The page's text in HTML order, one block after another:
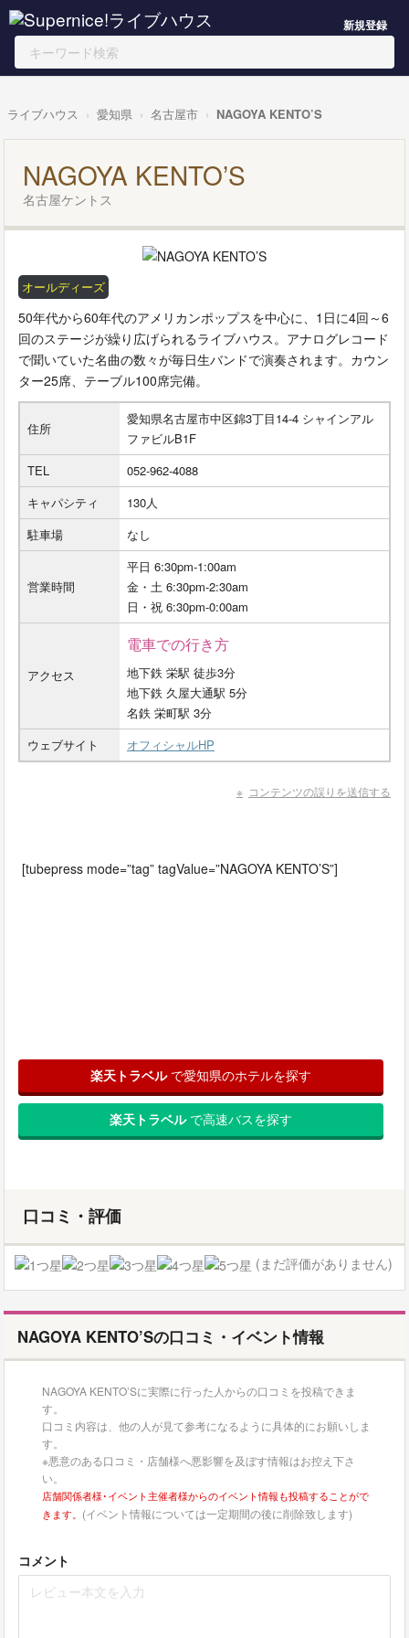
新規登録
ライブハウス 愛知県 名古屋市 NAGOYA KENTO’S
NAGOYA KENTO’S
名古屋ケントス
オールディーズ
50年代から60年代のアメリカンポップスを中心に、1日に4回～6
回のステージが繰り広げられるライブハウス。アナログレコード
で聞いていた名曲の数々が毎日生バンドで演奏されます。カウン
ター25席、テーブル100席完備。
住所
愛知県名古屋市中区錦3丁目14-4 シャインアル
ファビルB1F
TEL
052-962-4088
キャパシティ
130人
駐車場
なし
営業時間
平日 6:30pm-1:00am
金・土 6:30pm-2:30am
日・祝 6:30pm-0:00am
アクセス
電車での行き方
地下鉄 栄駅 徒歩3分
地下鉄 久屋大通駅 5分
名鉄 栄町駅 3分
ウェブサイト
オフィシャルHP
コンテンツの誤りを送信する
[tubepress mode=”tag” tagValue=”NAGOYA KENTO’S”]
楽天トラベルで愛知県のホテルを探す
楽天トラベルで高速バスを探す
口コミ・評価
(まだ評価がありません)
NAGOYA KENTO’Sの口コミ・イベント情報
NAGOYA KENTO’Sに実際に行った人からの口コミを投稿できま
す。
口コミ内容は、他の人が見て参考になるように具体的にお願いしま
す。
※悪意のある口コミ・店舗様へ悪影響を及ぼす情報はお控え下さ
い。
店舗関係者様･イベント主催者様からのイベント情報も投稿することがで
きます。 (イベント情報については一定期間の後に削除致します)
コメント